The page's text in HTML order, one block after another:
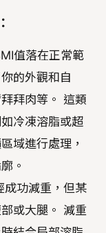
值落在正常範
的外觀和自
拜肉等。 這類
冷凍溶脂或超
域進行處理，
。
成功減重，但某
或大腿。 減重